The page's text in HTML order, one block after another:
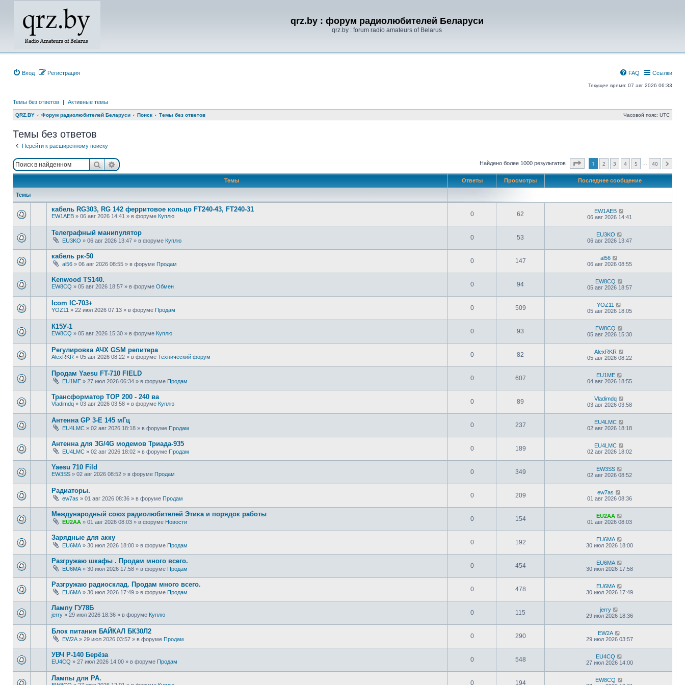
qrz.by : форум радиолюбителей Беларуси
qrz.by : forum radio amateurs of Belarus
Вход Регистрация Ссылки
FAQ
Текущее время: 07 авг 2026 06:33
Темы без ответов | Активные темы
QRZ.BY Форум радиолюбителей Беларуси Поиск Темы без ответов Часовой пояс: UTC
Темы без ответов
Перейти к расширенному поиску
ПоискРасширенный поиск Найдено более 1000 результатов Страница из40
1 2 3 4 5 40
Темы Ответы Просмотры Последнее сообщение
Темы
кабель RG303, RG 142 ферритовое кольцо FT240-43, FT240-31
EW1AEB » 06 авг 2026 14:41 » в форуме Куплю 0 62
EW1AEB
06 авг 2026 14:41
Телеграфный манипулятор
EU3KO » 06 авг 2026 13:47 » в форуме Куплю 0 53
EU3KO
06 авг 2026 13:47
кабель рк-50
al56 » 06 авг 2026 08:55 » в форуме Продам 0 147
al56
06 авг 2026 08:55
Kenwood TS140.
EW8CQ » 05 авг 2026 18:57 » в форуме Обмен 0 94
EW8CQ
05 авг 2026 18:57
Icom IC-703+
YOZ11 » 22 июл 2026 07:13 » в форуме Продам 0 509
YOZ11
05 авг 2026 18:05
К15У-1
EW8CQ » 05 авг 2026 15:30 » в форуме Куплю 0 93
EW8CQ
05 авг 2026 15:30
Регулировка АЧХ GSM репитера
AlexRKR » 05 авг 2026 08:22 » в форуме Технический форум 0 82
AlexRKR
05 авг 2026 08:22
Продам Yaesu FT-710 FIELD
EU1ME » 27 июл 2026 06:34 » в форуме Продам 0 607
EU1ME
04 авг 2026 18:55
Трансформатор ТОР 200 - 240 ва
Vladimdq » 03 авг 2026 03:58 » в форуме Куплю 0 89
Vladimdq
03 авг 2026 03:58
Антенна GP 3-E 145 мГц
EU4LMC » 02 авг 2026 18:18 » в форуме Продам 0 237
EU4LMC
02 авг 2026 18:18
Антенна для 3G/4G модемов Триада-935
EU4LMC » 02 авг 2026 18:02 » в форуме Продам 0 189
EU4LMC
02 авг 2026 18:02
Yaesu 710 Fild
EW3SS » 02 авг 2026 08:52 » в форуме Продам 0 349
EW3SS
02 авг 2026 08:52
Радиаторы.
ew7as » 01 авг 2026 08:36 » в форуме Продам 0 209
ew7as
01 авг 2026 08:36
Международный союз радиолюбителей Этика и порядок работы
EU2AA » 01 авг 2026 08:03 » в форуме Новости 0 154
EU2AA
01 авг 2026 08:03
Зарядные для акку
EU6MA » 30 июл 2026 18:00 » в форуме Продам 0 192
EU6MA
30 июл 2026 18:00
Разгружаю шкафы . Продам много всего.
EU6MA » 30 июл 2026 17:58 » в форуме Продам 0 454
EU6MA
30 июл 2026 17:58
Разгружаю радиосклад. Продам много всего.
EU6MA » 30 июл 2026 17:49 » в форуме Продам 0 478
EU6MA
30 июл 2026 17:49
Лампу ГУ78Б
jerry » 29 июл 2026 18:36 » в форуме Куплю 0 115
jerry
29 июл 2026 18:36
Блок питания БАЙКАЛ БК30Л2
EW2A » 29 июл 2026 03:57 » в форуме Продам 0 290
EW2A
29 июл 2026 03:57
УВЧ Р-140 Берёза
EU4CQ » 27 июл 2026 14:00 » в форуме Продам 0 548
EU4CQ
27 июл 2026 14:00
Лампы для РА.
0 194
EW8CQ